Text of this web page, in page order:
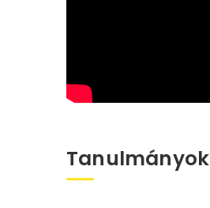
Tanulmányok